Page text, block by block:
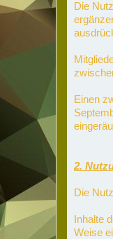
Die
Einen
2.
Die
Inhalte
Weise